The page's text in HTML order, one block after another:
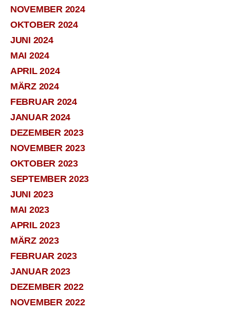
NOVEMBER 2024
OKTOBER 2024
JUNI 2024
MAI 2024
APRIL 2024
MÄRZ 2024
FEBRUAR 2024
JANUAR 2024
DEZEMBER 2023
NOVEMBER 2023
OKTOBER 2023
SEPTEMBER 2023
JUNI 2023
MAI 2023
APRIL 2023
MÄRZ 2023
FEBRUAR 2023
JANUAR 2023
DEZEMBER 2022
NOVEMBER 2022